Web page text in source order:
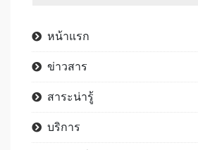
หน้าแรก
ข่าวสาร
สาระน่ารู้
บริการ